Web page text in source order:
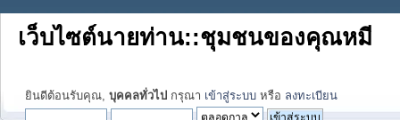
เว็บไซต์นายท่าน::ชุมชนของคุณหมี
ยินดีต้อนรับคุณ, บุคคลทั่วไป กรุณา เข้าสู่ระบบ หรือ ลงทะเบียน